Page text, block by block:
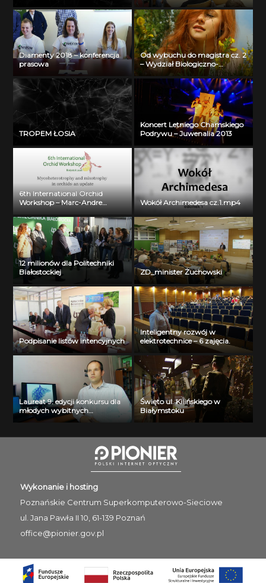
Diamenty 2018 – konferencja
prasowa
Od wybuchu do magistra cz. 2
– Wydział Biologiczno-
Chemiczny Uniwersytetu w
Białymstoku
TROPEM ŁOSIA
Koncert Letniego Chamskiego
Podrywu – Juwenalia 2013
6th International Orchid
Workshop – Marc-Andre
Selosse
Wokół Archimedesa cz.1.mp4
12 milionów dla Politechniki
Białostockiej
ZD_minister Żuchowski
Podpisanie listów intencyjnych
Inteligentny rozwój w
elektrotechnice – 6 zajęcia.
Laureat 9. edycji konkursu dla
młodych wybitnych
naukowców- dr inż. Krzysztof
Święto ul. Kilińskiego w
Białymstoku
Wykonanie i hosting
Poznańskie Centrum Superkomputerowo-Sieciowe
ul. Jana Pawła II 10, 61-139 Poznań
office@pionier.gov.pl